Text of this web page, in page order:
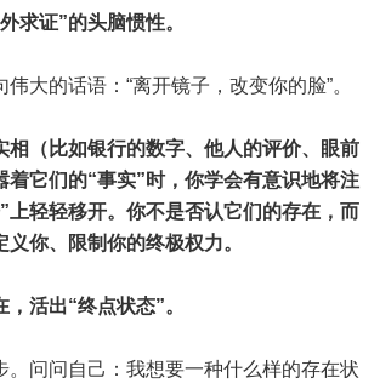
求证”的头脑惯性。
大的话语：“离开镜子，改变你的脸”。
相（比如银行的数字、他人的评价、眼前
着它们的“事实”时，你学会有意识地将注
上轻轻移开。你不是否认它们的存在，而
你、限制你的终极权力。
活出“终点状态”。
。问问自己：我想要一种什么样的存在状